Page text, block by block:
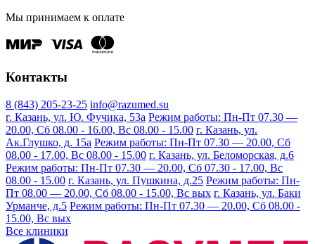
Мы принимаем к оплате
Контакты
8 (843) 205-23-25 info@razumed.su
г. Казань, ул. Ю. Фучика, 53а Режим работы: Пн-Пт 07.30 —
20.00, Сб 08.00 - 16.00, Вс 08.00 - 15.00 г. Казань, ул.
Ак.Глушко, д. 15а Режим работы: Пн-Пт 07.30 — 20.00, Сб
08.00 - 17.00, Вс 08.00 - 15.00 г. Казань, ул. Беломорская, д.6
Режим работы: Пн-Пт 07.30 — 20.00, Сб 07.30 - 17.00, Вс
08.00 - 15.00 г. Казань, ул. Пушкина, д.25 Режим работы: Пн-
Пт 08.00 — 20.00, Сб 08.00 - 15.00, Вс вых г. Казань, ул. Баки
Урманче, д.5 Режим работы: Пн-Пт 07.30 — 20.00, Сб 08.00 -
15.00, Вс вых
Все клиники